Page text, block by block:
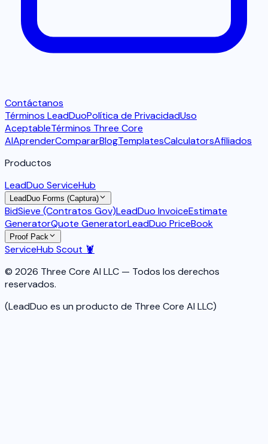
Contáctanos
Términos LeadDuoPolítica de PrivacidadUso
AceptableTérminos Three Core
AIAprenderCompararBlogTemplatesCalculatorsAfiliados
Productos
LeadDuo ServiceHub
LeadDuo Forms (Captura)
BidSieve (Contratos Gov)LeadDuo InvoiceEstimate
GeneratorQuote GeneratorLeadDuo PriceBook
Proof Pack
ServiceHub Scout 🦞
© 2026 Three Core AI LLC — Todos los derechos
reservados.
(LeadDuo es un producto de Three Core AI LLC)